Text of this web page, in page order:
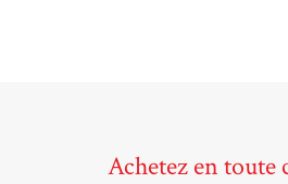
Achetez en toute